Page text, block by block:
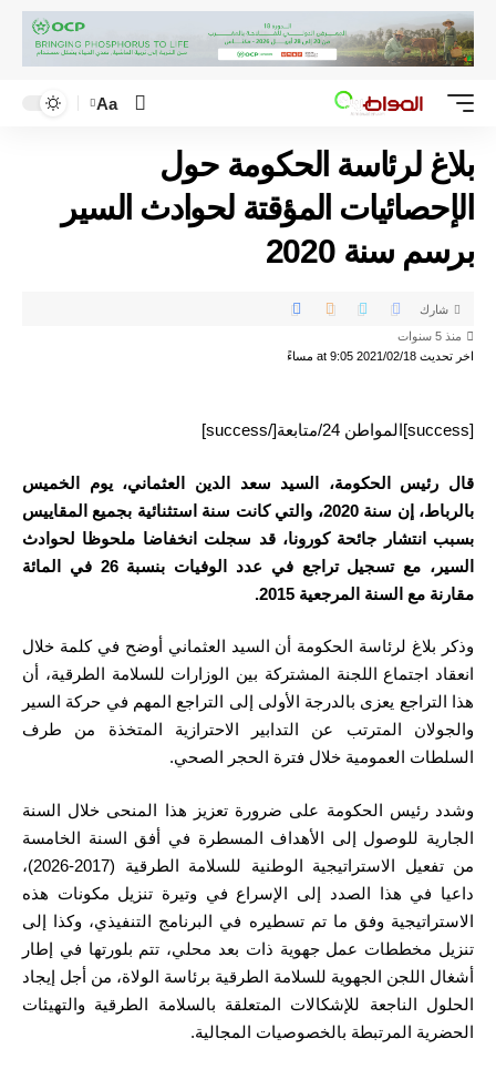
Aa
بلاغ لرئاسة الحكومة حول
الإحصائيات المؤقتة لحوادث السير
برسم سنة 2020
اخر تحديث 2021/02/18 at 9:05 مساءً
منذ 5 سنوات
شارك
[success]المواطن 24/متابعة[/success]
قال رئيس الحكومة، السيد سعد الدين العثماني، يوم الخميس
بالرباط، إن سنة 2020، والتي كانت سنة استثنائية بجميع المقاييس
بسبب انتشار جائحة كورونا، قد سجلت انخفاضا ملحوظا لحوادث
السير، مع تسجيل تراجع في عدد الوفيات بنسبة 26 في المائة
مقارنة مع السنة المرجعية 2015.
وذكر بلاغ لرئاسة الحكومة أن السيد العثماني أوضح في كلمة خلال
انعقاد اجتماع اللجنة المشتركة بين الوزارات للسلامة الطرقية، أن
هذا التراجع يعزى بالدرجة الأولى إلى التراجع المهم في حركة السير
والجولان المترتب عن التدابير الاحترازية المتخذة من طرف
السلطات العمومية خلال فترة الحجر الصحي.
وشدد رئيس الحكومة على ضرورة تعزيز هذا المنحى خلال السنة
الجارية للوصول إلى الأهداف المسطرة في أفق السنة الخامسة
من تفعيل الاستراتيجية الوطنية للسلامة الطرقية (2017-2026)،
داعيا في هذا الصدد إلى الإسراع في وتيرة تنزيل مكونات هذه
الاستراتيجية وفق ما تم تسطيره في البرنامج التنفيذي، وكذا إلى
تنزيل مخططات عمل جهوية ذات بعد محلي، تتم بلورتها في إطار
أشغال اللجن الجهوية للسلامة الطرقية برئاسة الولاة، من أجل إيجاد
الحلول الناجعة للإشكالات المتعلقة بالسلامة الطرقية والتهيئات
الحضرية المرتبطة بالخصوصيات المجالية.